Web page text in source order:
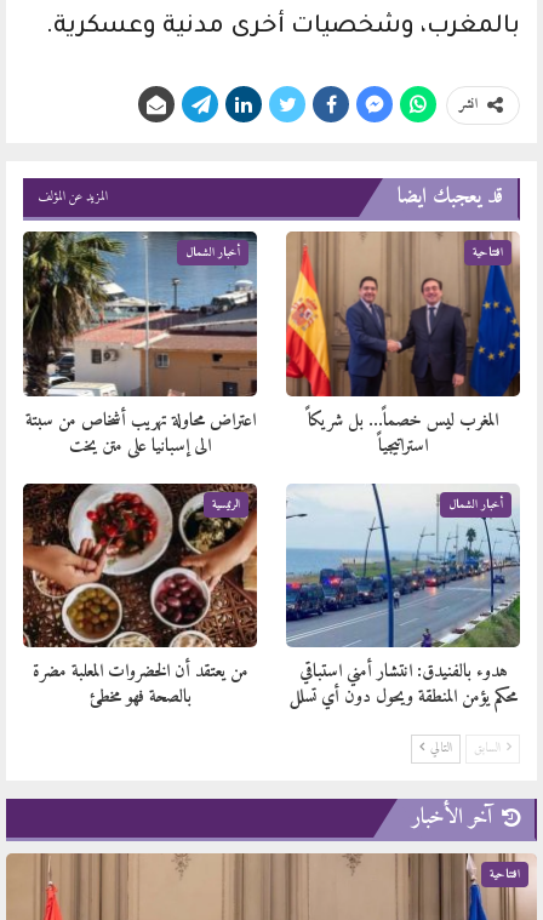
بالمغرب، وشخصيات أخرى مدنية وعسكرية.
انشر
قد يعجبك ايضا المزيد عن المؤلف
افتتاحية
المغرب ليس خصماً… بل شريكاً
استراتيجياً
أخبار الشمال
اعتراض محاولة تهريب أشخاص من سبتة
الى إسبانيا على متن يخت
أخبار الشمال
هدوء بالفنيدق: انتشار أمني استباقي
محكم يؤمن المنطقة ويحول دون أي تسلل
الرئيسية
من يعتقد أن الخضروات المعلبة مضرة
بالصحة فهو مخطئ
السابق التالي
آخر الأخبار
افتتاحية